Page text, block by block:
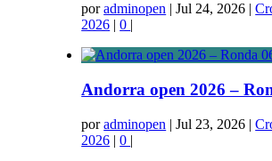
poradminopen |Jul 24, 2026 |
2026 |0 |
Andorra open 2026 –
poradminopen |Jul 23, 2026 |
2026 |0 |